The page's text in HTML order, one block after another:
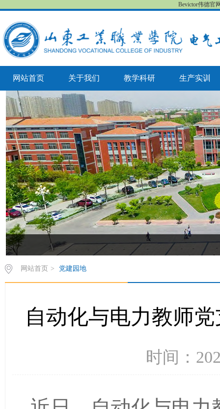
Bevictor伟德官
网站首页 关于我们 教学科研 生产实训
网站首页 > 党建园地
自动化与电力教师
时间：